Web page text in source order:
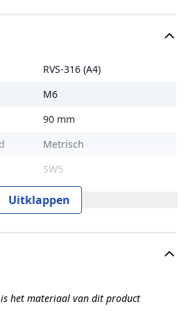
RVS-316 (A4)
M6
90 mm
Metrisch
SW5
Cilinderkop
Uitklappen
is het materiaal van dit product